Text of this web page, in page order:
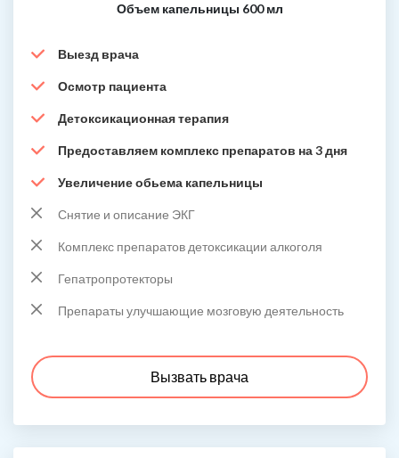
Объем капельницы 600 мл
Выезд врача
Осмотр пациента
Детоксикационная терапия
Предоставляем комплекс препаратов на 3 дня
Увеличение обьема капельницы
Снятие и описание ЭКГ
Комплекс препаратов детоксикации алкоголя
Гепатропротекторы
Препараты улучшающие мозговую деятельность
Вызвать врача